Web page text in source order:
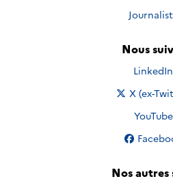
Nous
Nous
LinkedIn
Nous
X (ex-
Nous
YouTube
Nous
Nos autres